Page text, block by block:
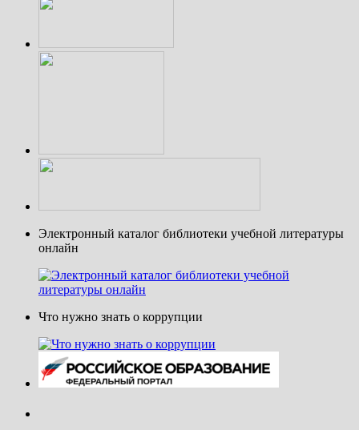
Электронный каталог библиотеки учебной литературы
онлайн
Что нужно знать о коррупции